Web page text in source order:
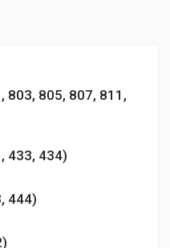
803, 805, 807, 811,
433, 434)
444)